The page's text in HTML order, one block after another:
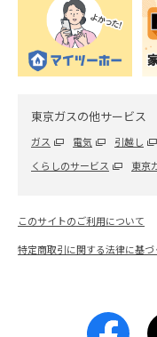
東京ガスの他サービス
ガス 電気 引越し
くらしのサービス
東京
このサイトのご利用について
特定商取引に関する法律に基